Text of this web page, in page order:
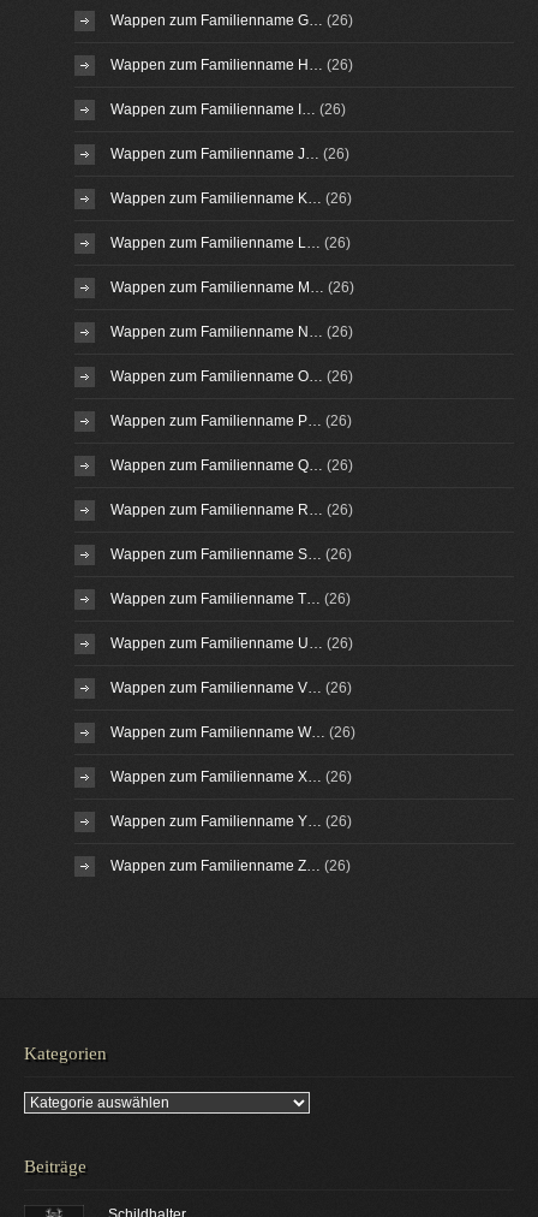
Wappen zum Familienname G… (26)
Wappen zum Familienname H… (26)
Wappen zum Familienname I… (26)
Wappen zum Familienname J… (26)
Wappen zum Familienname K… (26)
Wappen zum Familienname L… (26)
Wappen zum Familienname M… (26)
Wappen zum Familienname N… (26)
Wappen zum Familienname O… (26)
Wappen zum Familienname P… (26)
Wappen zum Familienname Q… (26)
Wappen zum Familienname R… (26)
Wappen zum Familienname S… (26)
Wappen zum Familienname T… (26)
Wappen zum Familienname U… (26)
Wappen zum Familienname V… (26)
Wappen zum Familienname W… (26)
Wappen zum Familienname X… (26)
Wappen zum Familienname Y… (26)
Wappen zum Familienname Z… (26)
Kategorien
Kategorien
Beiträge